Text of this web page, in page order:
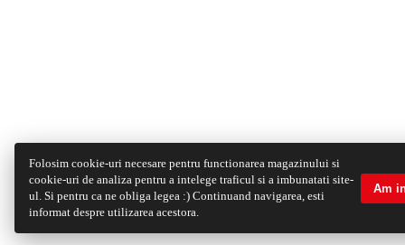
Folosim cookie-uri necesare pentru functionarea magazinului si
cookie-uri de analiza pentru a intelege traficul si a imbunatati site-
ul. Si pentru ca ne obliga legea :) Continuand navigarea, esti
informat despre utilizarea acestora.
Am